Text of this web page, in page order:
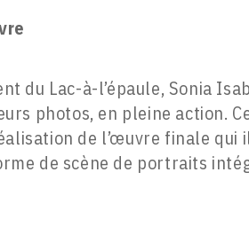
du Lac-à-l’épaule, Sonia
photos, en pleine action.
de l’œuvre finale qui
de scène de portraits